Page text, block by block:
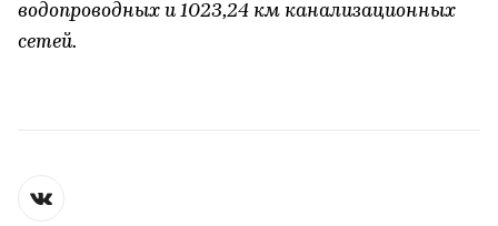
водопроводных и 1023,24 км канализационных
сетей.